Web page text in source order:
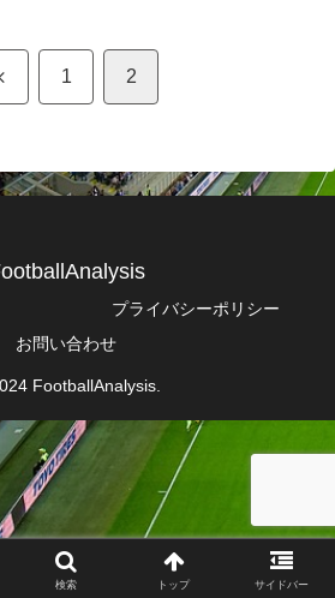
1 2
プライバシーポリシー
お問い合わせ
FootballAnalysis.
検索 トップ サイドバー